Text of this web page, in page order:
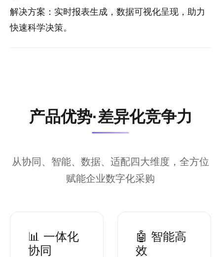
解决方案：实时报表生成，数据可视化呈现，助力
快速科学决策。
产品优势·差异化竞争力
从协同、智能、数据、适配四大维度，全方位
赋能企业数字化采购
📊 一体化
协同
🤖 智能高
效